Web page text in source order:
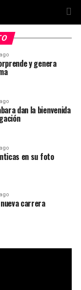
y genera
dan la bienvenida
en su foto
carrera